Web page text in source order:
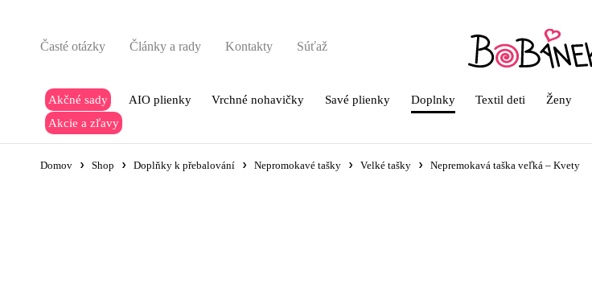
Časté otázky Články a rady Kontakty Súťaž
Akčné sady AIO plienky Vrchné nohavičky Savé plienky Doplnky Textil deti Ženy
Akcie a zľavy
Domov Shop Doplňky k přebalování Nepromokavé tašky Velké tašky Nepremokavá taška veľká – Kvety